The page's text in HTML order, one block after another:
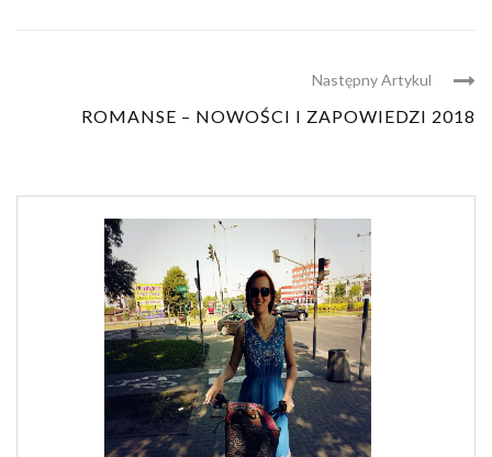
Następny Artykul
ROMANSE – NOWOŚCI I ZAPOWIEDZI 2018